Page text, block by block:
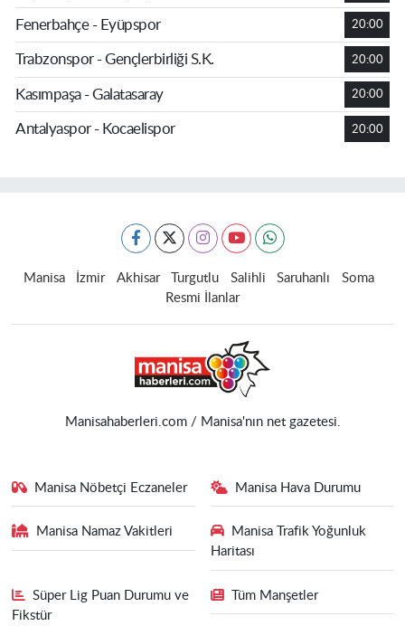
Fenerbahçe - Eyüpspor 20:00
Trabzonspor - Gençlerbirliği S.K. 20:00
Kasımpaşa - Galatasaray 20:00
Antalyaspor - Kocaelispor 20:00
Manisa İzmir Akhisar Turgutlu Salihli Saruhanlı
Soma
Resmi İlanlar
Manisahaberleri.com / Manisa'nın net gazetesi.
Manisa Nöbetçi Eczaneler Manisa Hava Durumu
Manisa Namaz Vakitleri
Manisa Trafik Yoğunluk
Haritası
Süper Lig Puan Durumu ve
Fikstür
Tüm Manşetler